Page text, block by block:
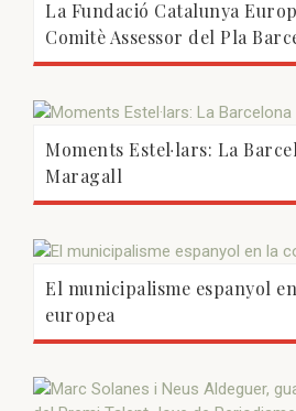
La Fundació Catalunya
Comitè Assessor del Pla
Moments Estel·lars: La
Maragall
El municipalisme espanyol
europea